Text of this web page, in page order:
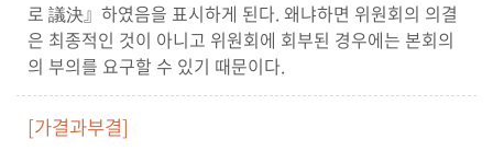
이
용
안
내
로 議決』하였음을 표시하게 된다. 왜냐하면 위원회의 의결
은 최종적인 것이 아니고 위원회에 회부된 경우에는 본회의
의 부의를 요구할 수 있기 때문이다.
[가결과부결]